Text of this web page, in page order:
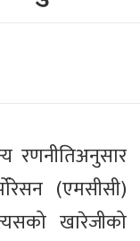
रणनीतिअनुसार
(एमसीसी)
खारेजीको